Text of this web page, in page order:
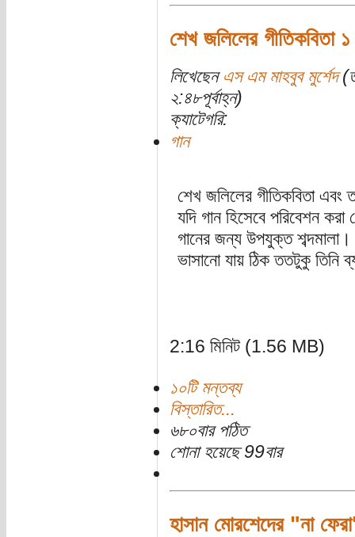
শেখ জলিলের গীতিকবিতা
লিখেছেন এস এম মাহবুব মুর্শেদ
২:৪৮পূর্বাহ্ন)
ক্যাটেগরি:
গান
শেখ জলিলের গীতিকবিতা
যদি গান হিসেবে পরিবেশন
গানের জন্য উপযুক্ত
ভাসানো যায় ঠিক ততটুকু তিনি
2:16 মিনিট (1.56 MB)
১০টি মন্তব্য
বিস্তারিত...
৬৮০বার পঠিত
শোনা হয়েছে 99বার
হাসান মোরশেদের "না